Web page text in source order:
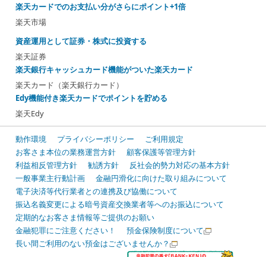
楽天カードでのお支払い分がさらにポイント+1倍
楽天市場
資産運用として証券・株式に投資する
楽天証券
楽天銀行キャッシュカード機能がついた楽天カード
楽天カード（楽天銀行カード）
Edy機能付き楽天カードでポイントを貯める
楽天Edy
動作環境 プライバシーポリシー
ご利用規定
お客さま本位の業務運営方針
顧客保護等管理方針
利益相反管理方針
勧誘方針
反社会的勢力対応の基本方針
一般事業主行動計画
金融円滑化に向けた取り組みについて
電子決済等代行業者との連携及び協働について
振込名義変更による暗号資産交換業者等へのお振込について
定期的なお客さま情報等ご提供のお願い
金融犯罪にご注意ください！
預金保険制度について
長い間ご利用のない預金はございませんか？